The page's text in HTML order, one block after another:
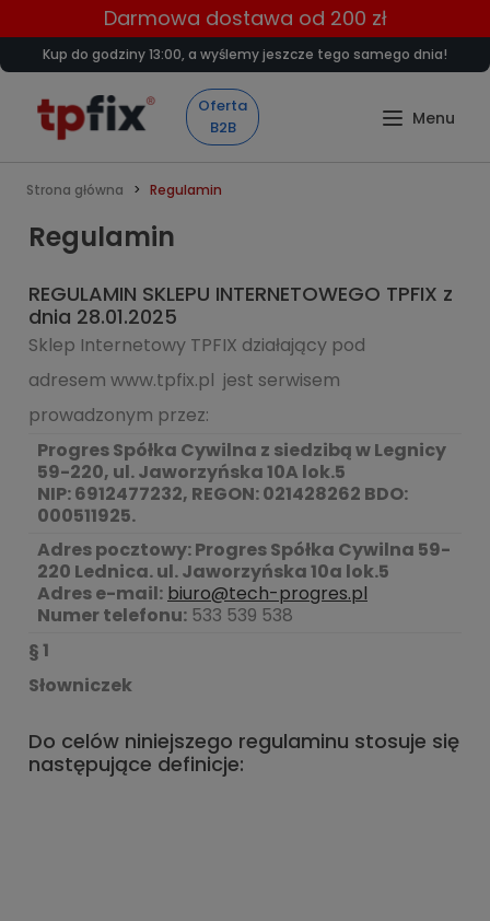
Darmowa dostawa od 200 zł
Kup do godziny 13:00, a wyślemy jeszcze tego samego dnia!
Oferta
B2B
Strona główna Regulamin
Regulamin
REGULAMIN SKLEPU INTERNETOWEGO TPFIX z
dnia 28.01.2025
Sklep Internetowy TPFIX działający pod
adresem www.tpfix.pl jest serwisem
prowadzonym przez:
Progres Spółka Cywilna z siedzibą w Legnicy
59-220, ul. Jaworzyńska 10A lok.5
NIP: 6912477232, REGON: 021428262 BDO:
000511925.
Adres pocztowy: Progres Spółka Cywilna 59-
220 Lednica. ul. Jaworzyńska 10a lok.5
Adres e-mail: biuro@tech-progres.pl
Numer telefonu: 533 539 538
§ 1
Słowniczek
Do celów niniejszego regulaminu stosuje się
następujące definicje: